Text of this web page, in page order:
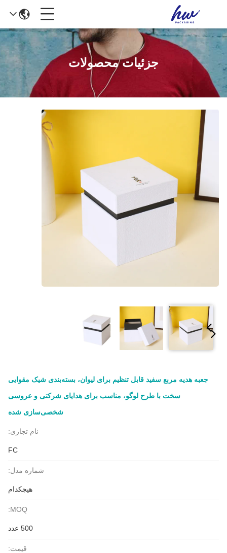
جزئیات محصولات
جعبه هدیه مربع سفید قابل تنظیم برای لیوان، بسته‌بندی شیک مقوایی
سخت با طرح لوگو، مناسب برای هدایای شرکتی و عروسی
شخصی‌سازی شده
نام تجاری:
FC
شماره مدل:
هیچکدام
MOQ:
500 عدد
قیمت: